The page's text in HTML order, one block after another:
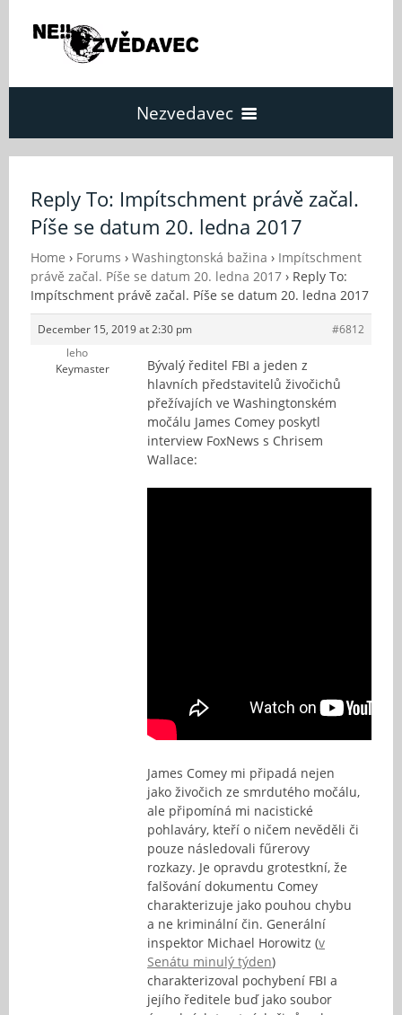
Nezvedavec
Fórum
O Nezvědavci
Reply To: Impítschment právě začal.
Píše se datum 20. ledna 2017
Home › Forums › Washingtonská bažina › Impítschment
právě začal. Píše se datum 20. ledna 2017 › Reply To:
Impítschment právě začal. Píše se datum 20. ledna 2017
December 15, 2019 at 2:30 pm
#6812
leho
Keymaster
Bývalý ředitel FBI a jeden z
hlavních představitelů živočichů
přežívajích ve Washingtonském
močálu James Comey poskytl
interview FoxNews s Chrisem
Wallace:
James Comey mi připadá nejen
jako živočich ze smrdutého močálu,
ale připomíná mi nacistické
pohlaváry, kteří o ničem nevěděli či
pouze následovali fűrerovy
rozkazy. Je opravdu grotestkní, že
falšování dokumentu Comey
charakterizuje jako pouhou chybu
a ne kriminální čin. Generální
inspektor Michael Horowitz (v
Senátu minulý týden)
charakterizoval pochybení FBI a
jejího ředitele buď jako soubor